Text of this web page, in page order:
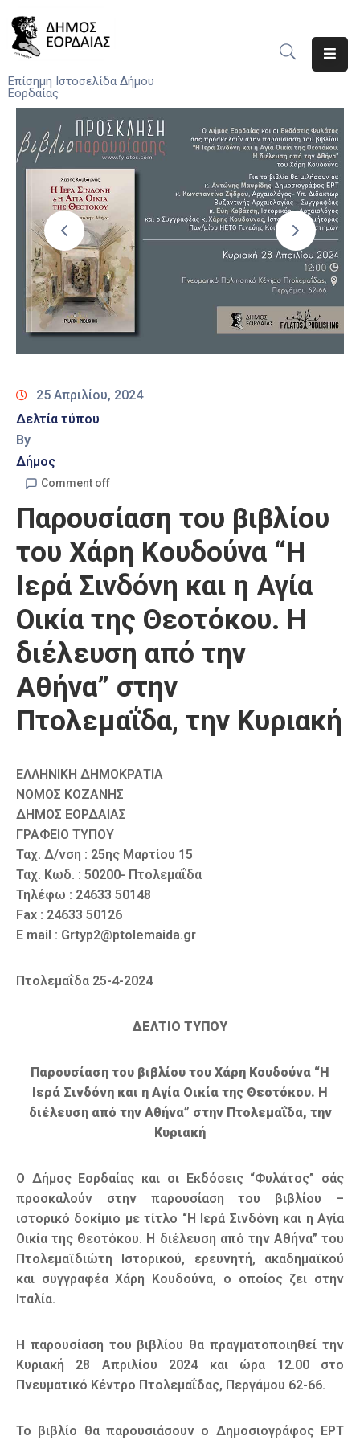
Επίσημη Ιστοσελίδα Δήμου
Εορδαίας
Ο
Νέα
Υπηρεσίες
Δήμου
Προσκλήσεις
Αποφάσεις
25 Απριλίου, 2024
Δελτία τύπου
By
Δήμος
Comment off
Παρουσίαση του βιβλίου
του Χάρη Κουδούνα “Η
Ιερά Σινδόνη και η Αγία
Οικία της Θεοτόκου. Η
διέλευση από την
Αθήνα” στην
Πτολεμαΐδα, την Κυριακή
ΕΛΛΗΝΙΚΗ ΔΗΜΟΚΡΑΤΙΑ
ΝΟΜΟΣ ΚΟΖΑΝΗΣ
ΔΗΜΟΣ ΕΟΡΔΑΙΑΣ
ΓΡΑΦΕΙΟ ΤΥΠΟΥ
Ταχ. Δ/νση : 25ης Μαρτίου 15
Ταχ. Κωδ. : 50200- Πτολεμαΐδα
Τηλέφω : 24633 50148
Fax : 24633 50126
E mail : Grtyp2@ptolemaida.gr
Πτολεμαΐδα 25-4-2024
ΔΕΛΤΙΟ ΤΥΠΟΥ
Παρουσίαση του βιβλίου του Χάρη Κουδούνα “Η
Ιερά Σινδόνη και η Αγία Οικία της Θεοτόκου. Η
διέλευση από την Αθήνα” στην Πτολεμαΐδα, την
Κυριακή
Ο Δήμος Εορδαίας και οι Εκδόσεις “Φυλάτος” σάς
προσκαλούν στην παρουσίαση του βιβλίου –
ιστορικό δοκίμιο με τίτλο “Η Ιερά Σινδόνη και η Αγία
Οικία της Θεοτόκου. Η διέλευση από την Αθήνα” του
Πτολεμαϊδιώτη Ιστορικού, ερευνητή, ακαδημαϊκού
και συγγραφέα Χάρη Κουδούνα, ο οποίος ζει στην
Ιταλία.
Η παρουσίαση του βιβλίου θα πραγματοποιηθεί την
Κυριακή 28 Απριλίου 2024 και ώρα 12.00 στο
Πνευματικό Κέντρο Πτολεμαΐδας, Περγάμου 62-66.
Το βιβλίο θα παρουσιάσουν ο Δημοσιογράφος ΕΡΤ